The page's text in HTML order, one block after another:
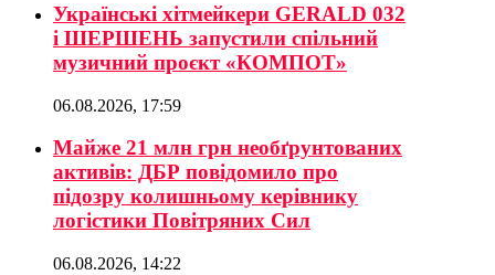
Українські хітмейкери GERALD 032
і ШЕРШЕНЬ запустили спільний
музичний проєкт «КОМПОТ»
06.08.2026, 17:59
Майже 21 млн грн необґрунтованих
активів: ДБР повідомило про
підозру колишньому керівнику
логістики Повітряних Сил
06.08.2026, 14:22